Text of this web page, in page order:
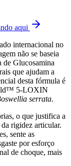
aqui
internacional no
não se baseia
de Glucosamina
que ajudam a
desta fórmula é
5-LOXIN
serrata.
o que justifica a
rigidez articular.
sente as
por esforço
de choque, mais